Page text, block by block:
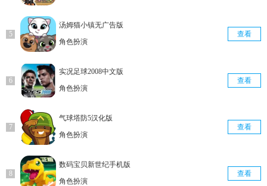
汤姆猫小镇无广告版
角色扮演
查看
实况足球2008中文版
角色扮演
查看
气球塔防5汉化版
角色扮演
查看
数码宝贝新世纪手机版
角色扮演
查看